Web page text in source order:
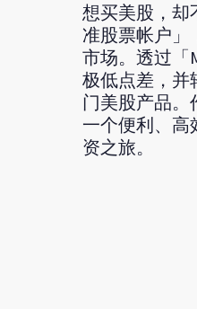
想买美股，却
准股票帐户」
市场。透过「
极低点差，并
门美股产品。
一个便利、高
资之旅。